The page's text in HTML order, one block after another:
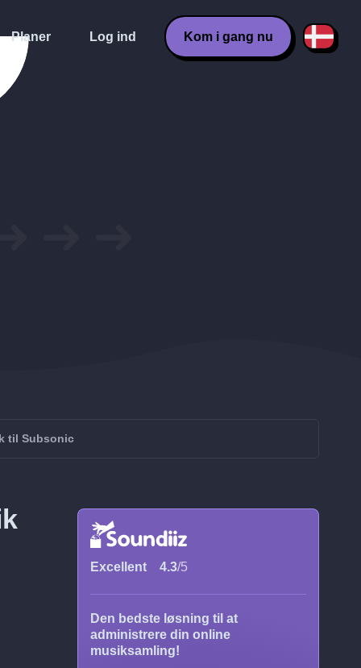
Planer Log ind Kom i gang nu
til Subsonic
Excellent 4.3/5
Den bedste løsning til at
administrere din online
musiksamling!